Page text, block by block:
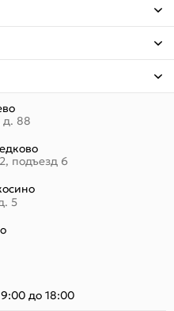
д. 88
подъезд 6
5
до 18:00